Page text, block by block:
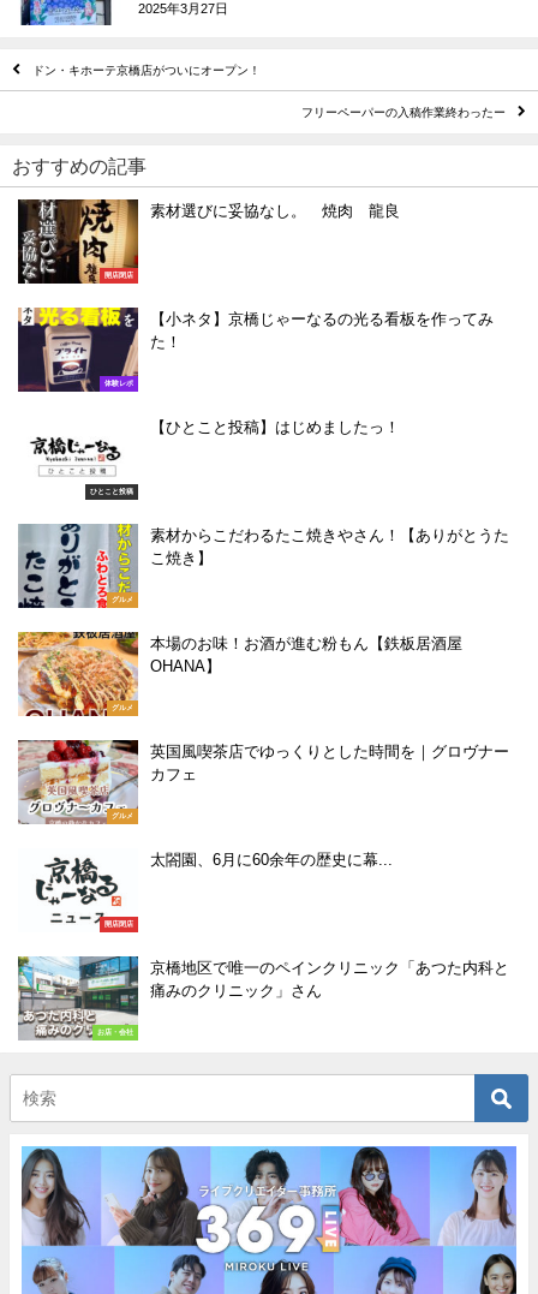
2025年3月27日
ドン・キホーテ京橋店がついにオープン！
フリーペーパーの入稿作業終わったー
おすすめの記事
開店閉店
素材選びに妥協なし。 焼肉 龍良
体験レポ
【小ネタ】京橋じゃーなるの光る看板を作ってみ
た！
ひとこと投稿
【ひとこと投稿】はじめましたっ！
グルメ
素材からこだわるたこ焼きやさん！【ありがとうた
こ焼き】
グルメ
本場のお味！お酒が進む粉もん【鉄板居酒屋
OHANA】
グルメ
英国風喫茶店でゆっくりとした時間を｜グロヴナー
カフェ
開店閉店
太閤園、6月に60余年の歴史に幕...
お店・会社
京橋地区で唯一のペインクリニック「あつた内科と
痛みのクリニック」さん